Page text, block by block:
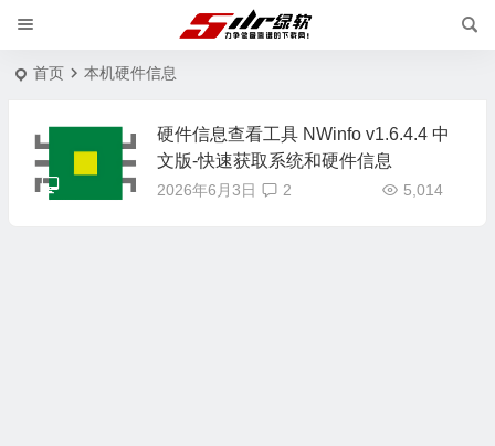
首页 本机硬件信息
硬件信息查看工具 NWinfo v1.6.4.4 中
文版-快速获取系统和硬件信息
2026年6月3日 5,014
2